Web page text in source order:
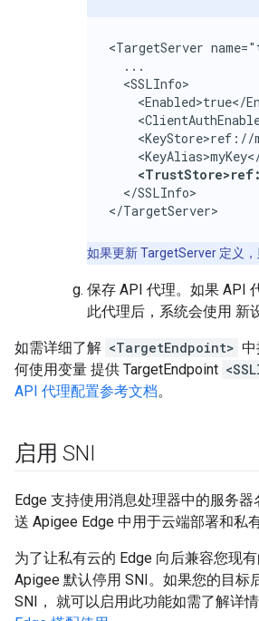
<TargetServer
  ...
  <SSLInfo>
<Enabled>true</
  </SSLInfo>
</TargetServer>
如果更新 TargetServer 定义，
保存 API 代理。如果 API
此代理后，系统会使用 新
如需详细了解 <TargetEndpoint>
何使用变量 提供 TargetEndpoint
API 代理配置参考文档。
启用 SNI
Edge 支持使用消息处理器中的服务器
送 Apigee Edge 中用于云端部署和私
为了让私有云的 Edge 向后兼容您现有
Apigee 默认停用 SNI。如果您的目标
SNI， 就可以启用此功能如需了解详